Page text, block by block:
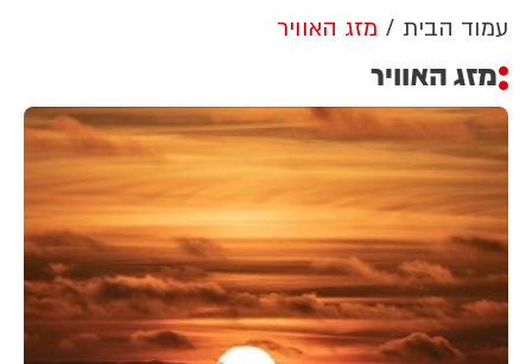
צפוי לדרוש את עצירת העבודות.
לממשל תינתן אפשרות לערער על
ההחלטה
נעצרה על ידי המשטרה המקומית.
עמוד הבית מזג האוויר
מזג האוויר